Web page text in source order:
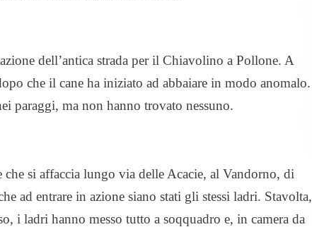
dell’antica strada per il Chiavolino a Pollone. A
che il cane ha iniziato ad abbaiare in modo anomalo.
paraggi, ma non hanno trovato nessuno.
si affaccia lungo via delle Acacie, al Vandorno, di
ad entrare in azione siano stati gli stessi ladri. Stavolta,
i ladri hanno messo tutto a soqquadro e, in camera da